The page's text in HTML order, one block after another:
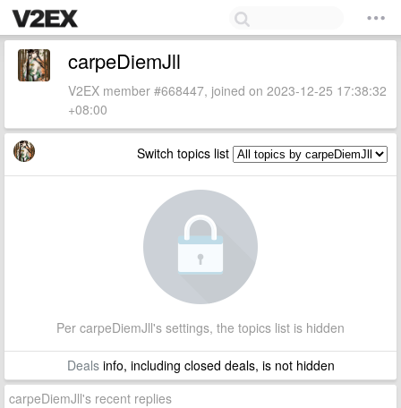
carpeDiemJll
V2EX member #668447, joined on 2023-12-25 17:38:32
+08:00
Switch topics list
Per carpeDiemJll's settings, the topics list is hidden
Dealsinfo, including closed deals, is not hidden
carpeDiemJll's recent replies